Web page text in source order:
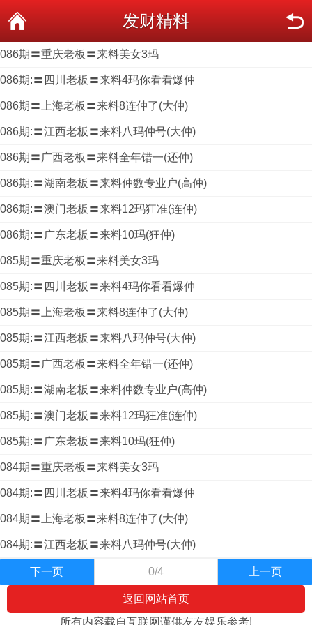
发财精料
086期〓重庆老板〓来料美女3玛
086期:〓四川老板〓来料4玛你看看爆仲
086期〓上海老板〓来料8连仲了(大仲)
086期:〓江西老板〓来料八玛仲号(大仲)
086期〓广西老板〓来料全年错一(还仲)
086期:〓湖南老板〓来料仲数专业户(高仲)
086期:〓澳门老板〓来料12玛狂准(连仲)
086期:〓广东老板〓来料10玛(狂仲)
085期〓重庆老板〓来料美女3玛
085期:〓四川老板〓来料4玛你看看爆仲
085期〓上海老板〓来料8连仲了(大仲)
085期:〓江西老板〓来料八玛仲号(大仲)
085期〓广西老板〓来料全年错一(还仲)
085期:〓湖南老板〓来料仲数专业户(高仲)
085期:〓澳门老板〓来料12玛狂准(连仲)
085期:〓广东老板〓来料10玛(狂仲)
084期〓重庆老板〓来料美女3玛
084期:〓四川老板〓来料4玛你看看爆仲
084期〓上海老板〓来料8连仲了(大仲)
084期:〓江西老板〓来料八玛仲号(大仲)
下一页 0/4 上一页
返回网站首页
所有内容载自互联网谨供友友娱乐参考!